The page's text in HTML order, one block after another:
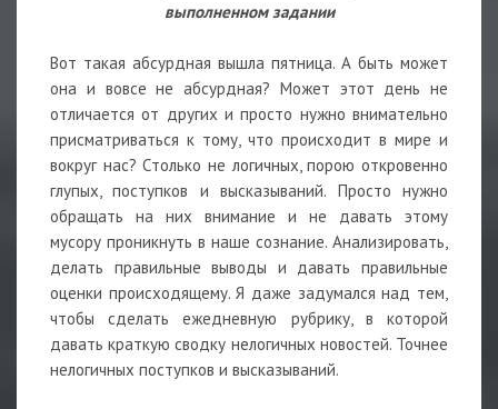
выполненном задании
Вот такая абсурдная вышла пятница. А быть может
она и вовсе не абсурдная? Может этот день не
отличается от других и просто нужно внимательно
присматриваться к тому, что происходит в мире и
вокруг нас? Столько не логичных, порою откровенно
глупых, поступков и высказываний. Просто нужно
обращать на них внимание и не давать этому
мусору проникнуть в наше сознание. Анализировать,
делать правильные выводы и давать правильные
оценки происходящему. Я даже задумался над тем,
чтобы сделать ежедневную рубрику, в которой
давать краткую сводку нелогичных новостей. Точнее
нелогичных поступков и высказываний.